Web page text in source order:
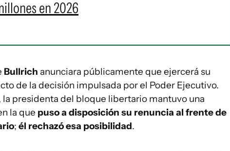
en 2026
Bullrich anunciara públicamente que ejercerá su
de la decisión impulsada por el Poder Ejecutivo.
presidenta del bloque libertario mantuvo una
la que puso a disposición su renuncia al frente de
; él rechazó esa posibilidad.